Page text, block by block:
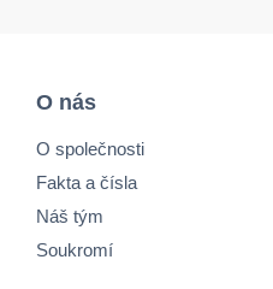
O nás
O společnosti
Fakta a čísla
Náš tým
Soukromí